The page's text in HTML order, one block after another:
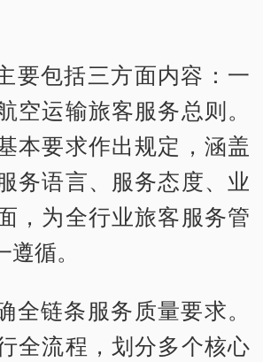
要包括三方面内容：一
空运输旅客服务总则。
本要求作出规定，涵盖
务语言、服务态度、业
，为全行业旅客服务管
循。
全链条服务质量要求。
全流程，划分多个核心